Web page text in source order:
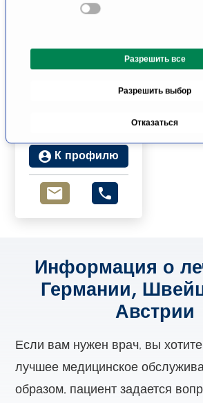
я
Разрешить все
Разрешить выбор
Отказаться
Проф., д-р мед.
наук Петер
Офтальмологическ
К профилю
Информация о
Германии,
Австрии
Если вам нужен врач, вы
лучшее медицинское
образом, пациент задается